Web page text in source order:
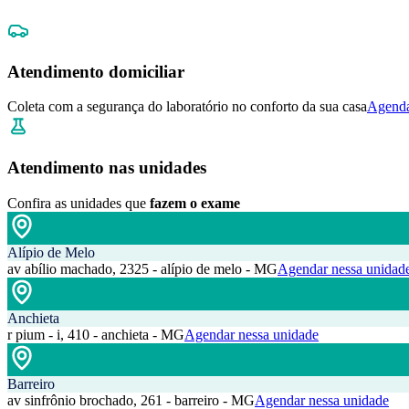
Atendimento domiciliar
Coleta com a segurança do laboratório no conforto da sua casa
Atendimento nas unidades
Confira as unidades que fazem o exame
Alípio de Melo
av abílio machado, 2325 - alípio de melo - MGAgendar nessa
Anchieta
r pium - i, 410 - anchieta - MGAgendar nessa unidade
Barreiro
av sinfrônio brochado, 261 - barreiro - MGAgendar nessa unidade